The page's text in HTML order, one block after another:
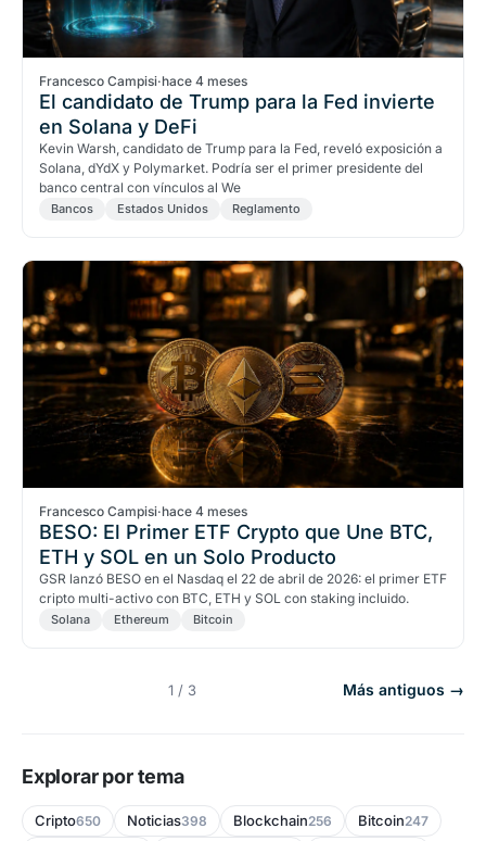
Francesco Campisi·hace 4 meses
El candidato de Trump para la Fed invierte
en Solana y DeFi
Kevin Warsh, candidato de Trump para la Fed, reveló exposición a
Solana, dYdX y Polymarket. Podría ser el primer presidente del
banco central con vínculos al We
Bancos Estados Unidos Reglamento
Francesco Campisi·hace 4 meses
BESO: El Primer ETF Crypto que Une BTC,
ETH y SOL en un Solo Producto
GSR lanzó BESO en el Nasdaq el 22 de abril de 2026: el primer ETF
cripto multi-activo con BTC, ETH y SOL con staking incluido.
Solana Ethereum Bitcoin
1 / 3 Más antiguos →
Explorar por tema
Cripto650 Noticias398 Blockchain256 Bitcoin247